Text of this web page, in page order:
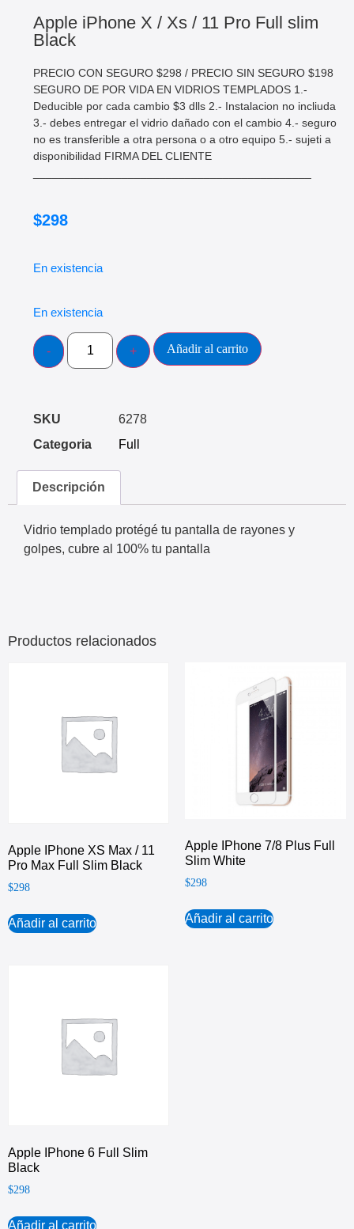
Apple iPhone X / Xs / 11 Pro Full slim
Black
PRECIO CON SEGURO $298 / PRECIO SIN SEGURO $198
SEGURO DE POR VIDA EN VIDRIOS TEMPLADOS 1.-
Deducible por cada cambio $3 dlls 2.- Instalacion no incliuda
3.- debes entregar el vidrio dañado con el cambio 4.- seguro
no es transferible a otra persona o a otro equipo 5.- sujeti a
disponibilidad FIRMA DEL CLIENTE
$298
En existencia
En existencia
Añadir al carrito
SKU
6278
Categoria
Full
Descripción
Vidrio templado protégé tu pantalla de rayones y
golpes, cubre al 100% tu pantalla
Productos relacionados
Apple IPhone XS Max / 11
Pro Max Full Slim Black
$298
Añadir al carrito
Apple IPhone 7/8 Plus Full
Slim White
$298
Añadir al carrito
Apple IPhone 6 Full Slim
Black
$298
Añadir al carrito